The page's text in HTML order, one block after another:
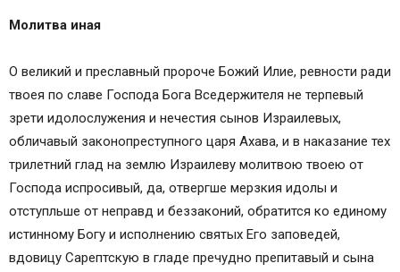
Молитва иная
О великий и преславный пророче Божий Илие, ревности ради
твоея по славе Господа Бога Вседержителя не терпевый
зрети идолослужения и нечестия сынов Израилевых,
обличавый законопреступного царя Ахава, и в наказание тех
трилетний глад на землю Израилеву молитвою твоею от
Господа испросивый, да, отвергше мерзкия идолы и
отступльше от неправд и беззаконий, обратится ко единому
истинному Богу и исполнению святых Его заповедей,
вдовицу Сарептскую в гладе пречудно препитавый и сына